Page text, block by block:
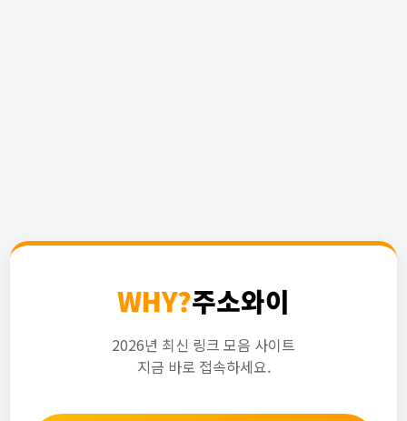
WHY?주소와이
2026년 최신 링크 모음 사이트
지금 바로 접속하세요.